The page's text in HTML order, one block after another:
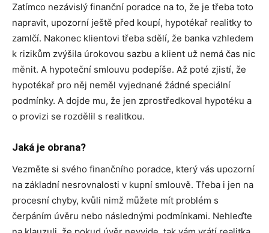
Zatímco nezávislý finanční poradce na to, že je třeba toto
napravit, upozorní ještě před koupí, hypotékař realitky to
zamlčí. Nakonec klientovi třeba sdělí, že banka vzhledem
k rizikům zvýšila úrokovou sazbu a klient už nemá čas nic
měnit. A hypoteční smlouvu podepíše. Až poté zjistí, že
hypotékař pro něj neměl vyjednané žádné speciální
podmínky. A dojde mu, že jen zprostředkoval hypotéku a
o provizi se rozdělil s realitkou.
Jaká je obrana?
Vezměte si svého finančního poradce, který vás upozorní
na základní nesrovnalosti v kupní smlouvě. Třeba i jen na
procesní chyby, kvůli nimž můžete mít problém s
čerpáním úvěru nebo následnými podmínkami. Nehleďte